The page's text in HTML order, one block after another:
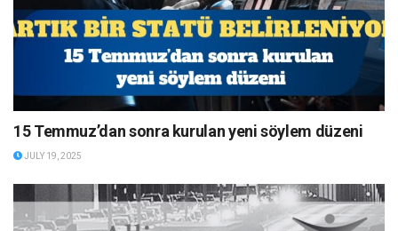
15 Temmuz’dan sonra kurulan yeni söylem düzeni
JULY 19, 2025